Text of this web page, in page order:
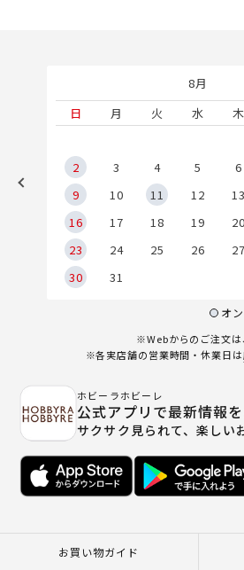
8月
日
月 火 水 木
2
3 4 5 6
9
10 11 12 13
16
17 18 19 20
23
24 25 26 27
30
31
オ
※Webからのご注文は
※各実店舗の営業時間・休業日は
ホビーラホビーレ
公式アプリで最新情報を
サクサク見られて、楽しい
お買い物ガイド